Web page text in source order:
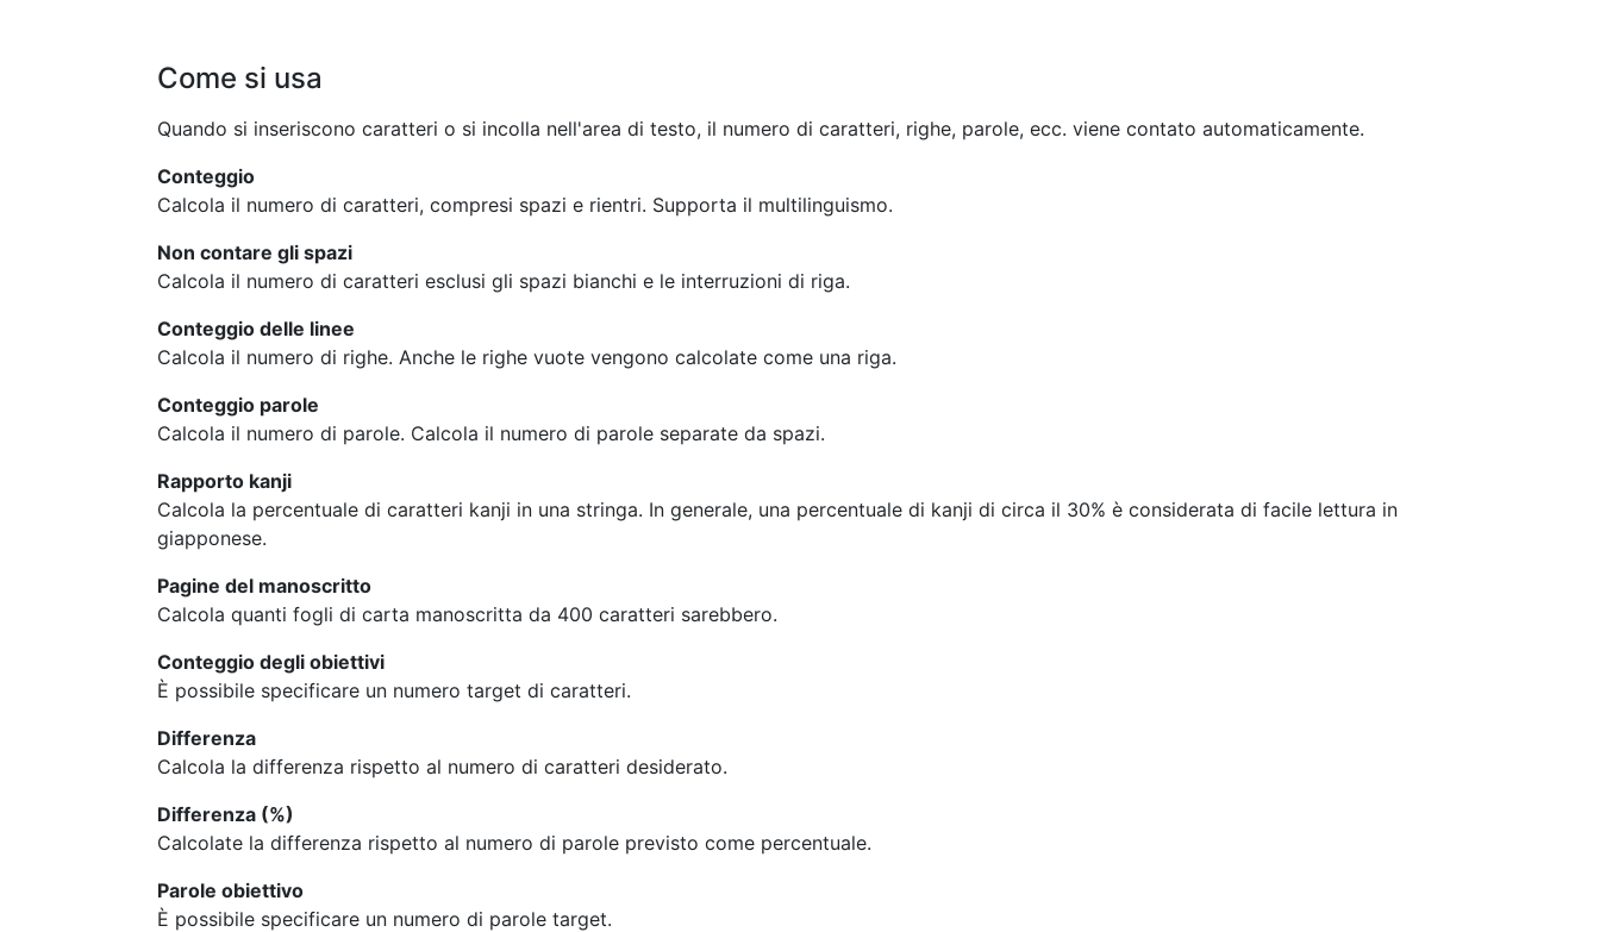
Come si usa
Quando si inseriscono caratteri o si incolla nell'area di testo, il numero di caratteri, righe, parole, ecc. viene contato automaticamente.
Conteggio
Calcola il numero di caratteri, compresi spazi e rientri. Supporta il multilinguismo.
Non contare gli spazi
Calcola il numero di caratteri esclusi gli spazi bianchi e le interruzioni di riga.
Conteggio delle linee
Calcola il numero di righe. Anche le righe vuote vengono calcolate come una riga.
Conteggio parole
Calcola il numero di parole. Calcola il numero di parole separate da spazi.
Rapporto kanji
Calcola la percentuale di caratteri kanji in una stringa. In generale, una percentuale di kanji di circa il 30% è considerata di facile lettura in
giapponese.
Pagine del manoscritto
Calcola quanti fogli di carta manoscritta da 400 caratteri sarebbero.
Conteggio degli obiettivi
È possibile specificare un numero target di caratteri.
Differenza
Calcola la differenza rispetto al numero di caratteri desiderato.
Differenza (%)
Calcolate la differenza rispetto al numero di parole previsto come percentuale.
Parole obiettivo
È possibile specificare un numero di parole target.